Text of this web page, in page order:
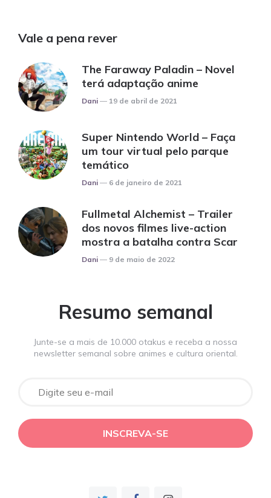
Vale a pena rever
The Faraway Paladin – Novel
terá adaptação anime
Posted
Dani 19 de abril de 2021
Super Nintendo World – Faça
um tour virtual pelo parque
temático
Posted
Dani 6 de janeiro de 2021
Fullmetal Alchemist – Trailer
dos novos filmes live-action
mostra a batalha contra Scar
Posted
Dani 9 de maio de 2022
Resumo semanal
Junte-se a mais de 10.000 otakus e receba a nossa
newsletter semanal sobre animes e cultura oriental.